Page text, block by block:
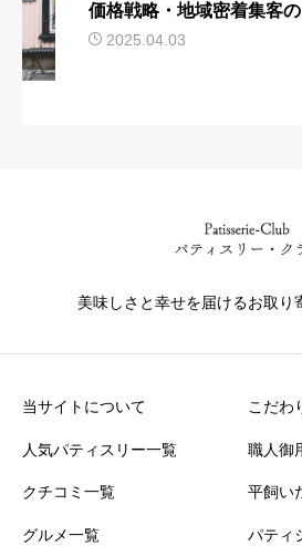
価格戦略・地域密着集客
2025.04.03
美味しさと幸せを届けるお取り
当サイトについて
人気パティスリー一覧
クチコミ一覧
グルメ一覧
こだわ
職人御
平飼い
パティ